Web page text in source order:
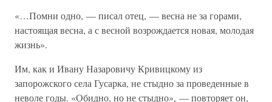
«…Помни одно, — писал отец, — весна не за горами,
настоящая весна, а с весной возрождается новая, молодая
жизнь».
Им, как и Ивану Назаровичу Кривицкому из
запорожского села Гусарка, не стыдно за проведенные в
неволе годы. «Обидно, но не стыдно», — повторяет он,